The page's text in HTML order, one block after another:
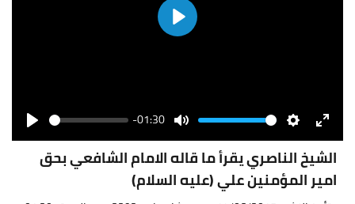
Play
Play
Seek -01:30
Mute
Volume
SettingsEnter
الشيخ الناصري يقرأ ما قاله الامام الشافعي بحق
امير المؤمنين علي (عليه السلام)